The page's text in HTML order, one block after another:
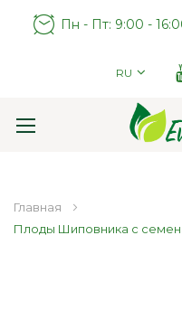
Пн - Пт: 9:00 -
RU
Главная
Плоды Шиповника с